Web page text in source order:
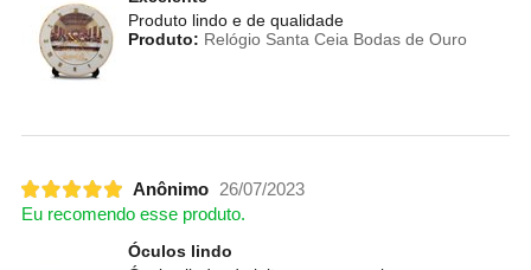
Produto lindo e de qualidade
Produto: Relógio Santa Ceia Bodas de Ouro
Anônimo
26/07/2023
Eu recomendo esse produto.
Óculos lindo